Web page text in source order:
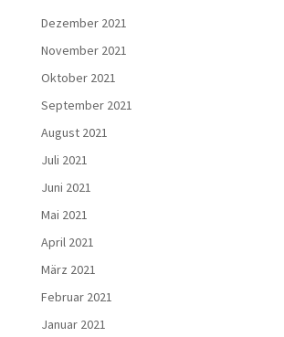
Dezember 2021
November 2021
Oktober 2021
September 2021
August 2021
Juli 2021
Juni 2021
Mai 2021
April 2021
März 2021
Februar 2021
Januar 2021